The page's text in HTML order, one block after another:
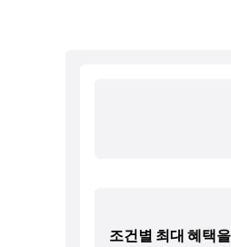
조건별 최대 혜택